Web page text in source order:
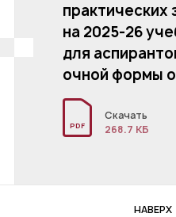
практических
на 2025-26
для
очной формы
PDF
Скачать
268.7 КБ
НАВЕРХ